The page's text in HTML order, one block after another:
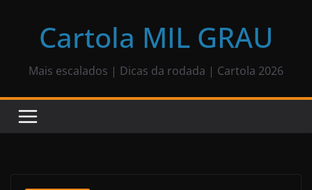
Cartola MIL GRAU
Mais escalados | Dicas da rodada | Cartola 2026